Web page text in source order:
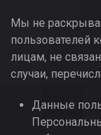
Мы не
пользователей
лицам, не
случаи,
Данные